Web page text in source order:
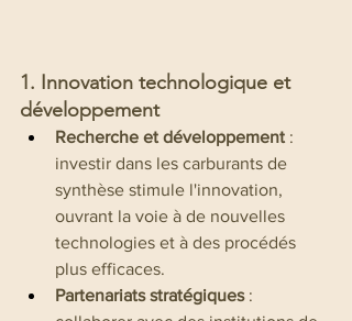
1. Innovation technologique et
développement
Recherche et développement :
investir dans les carburants de
synthèse stimule l'innovation,
ouvrant la voie à de nouvelles
technologies et à des procédés
plus efficaces.
Partenariats stratégiques :